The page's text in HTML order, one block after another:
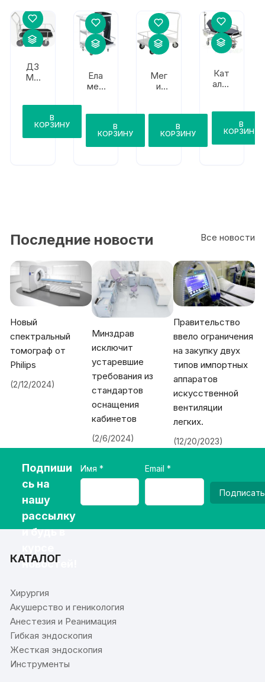
ДЗ
МО
В
КОРЗИНУ
Ела
мед
В
КОРЗИНУ
Мег
и
К-5
09
В
КОРЗИНУ
Кат
алка
цион
ная
BS15
12
В
КОРЗИНУ
Все новости
Последние новости
Новый
спектральный
томограф от
Philips
(2/12/2024)
Минздрав
исключит
устаревшие
требования из
стандартов
оснащения
кабинетов
(2/6/2024)
Правительство
ввело ограничения
на закупку двух
типов импортных
аппаратов
искусственной
вентиляции
легких.
(12/20/2023)
Подпиши
сь на
нашу
рассылку
и будь в
новостей!
Имя Email
КАТАЛОГ
Хирургия
Акушерство и геникология
Анестезия и Реанимация
Гибкая эндоскопия
Жесткая эндоскопия
Инструменты